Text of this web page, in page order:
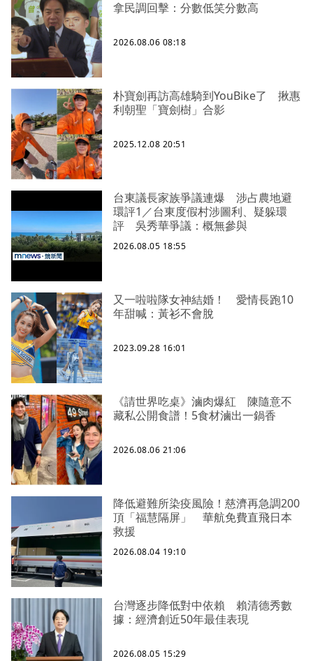
拿民調回擊：分數低笑分數高
2026.08.06 08:18
朴寶劍再訪高雄騎到YouBike了 揪惠
利朝聖「寶劍樹」合影
2025.12.08 20:51
台東議長家族爭議連爆 涉占農地避
環評1／台東度假村涉圖利、疑躲環
評 吳秀華爭議：概無參與
2026.08.05 18:55
又一啦啦隊女神結婚！ 愛情長跑10
年甜喊：黃衫不會脫
2023.09.28 16:01
《請世界吃桌》滷肉爆紅 陳隨意不
藏私公開食譜！5食材滷出一鍋香
2026.08.06 21:06
降低避難所染疫風險！慈濟再急調200
頂「福慧隔屏」 華航免費直飛日本
救援
2026.08.04 19:10
台灣逐步降低對中依賴 賴清德秀數
據：經濟創近50年最佳表現
2026.08.05 15:29